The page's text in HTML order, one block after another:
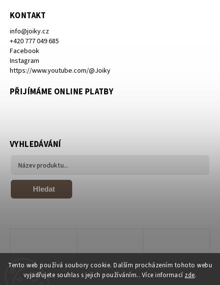
Tento web používá soubory cookie. Dalším procházením tohoto webu
vyjadřujete souhlas s jejich používáním.. Více informací zde.
KONTAKT
info@joiky.cz
+420 777 049 685
Facebook
Instagram
https://www.youtube.com/@Joiky
PŘIJÍMÁME ONLINE PLATBY
VYHLEDÁVÁNÍ
Hledat